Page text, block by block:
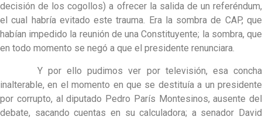
decisión de los cogollos) a ofrecer la salida de un referéndum,
el cual habría evitado este trauma. Era la sombra de CAP, que
habían impedido la reunión de una Constituyente; la sombra, que
en todo momento se negó a que el presidente renunciara.
Y por ello pudimos ver por televisión, esa concha
inalterable, en el momento en que se destituía a un presidente
por corrupto, al diputado Pedro París Montesinos, ausente del
debate, sacando cuentas en su calculadora; a senador David